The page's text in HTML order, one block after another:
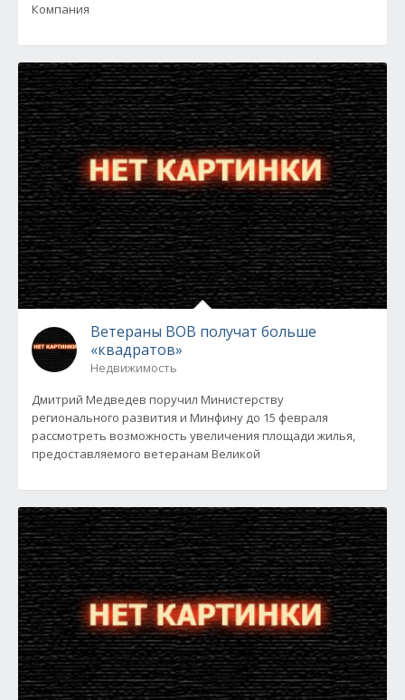
Компания
Ветераны ВОВ получат больше
«квадратов»
Недвижимость
Дмитрий Медведев поручил Министерству
регионального развития и Минфину до 15 февраля
рассмотреть возможность увеличения площади жилья,
предоставляемого ветеранам Великой